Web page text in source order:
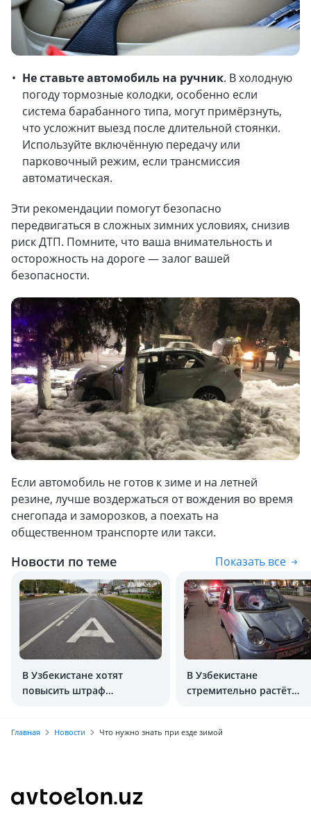
Не ставьте автомобиль на ручник. В холодную
погоду тормозные колодки, особенно если
система барабанного типа, могут примёрзнуть,
что усложнит выезд после длительной стоянки.
Используйте включённую передачу или
парковочный режим, если трансмиссия
автоматическая.
Эти рекомендации помогут безопасно
передвигаться в сложных зимних условиях, снизив
риск ДТП. Помните, что ваша внимательность и
осторожность на дороге — залог вашей
безопасности.
Если автомобиль не готов к зиме и на летней
резине, лучше воздержаться от вождения во время
снегопада и заморозков, а поехать на
общественном транспорте или такси.
Новости по теме Показать все
В Узбекистане хотят
повысить штраф
В Узбекистане
стремительно растёт
Главная Новости Что нужно знать при езде зимой